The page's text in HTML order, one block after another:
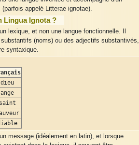
appelé Litterae ignotae).
Lingua Ignota ?
lexique, et non une langue fonctionnelle. Il
(noms) ou des adjectifs substantivés,
syntaxique.
dieu
ange
saint
message (idéalement en latin), et lorsque